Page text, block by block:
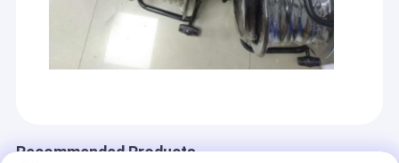
Recommended Products